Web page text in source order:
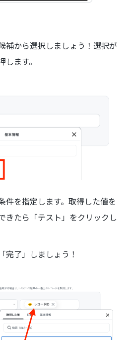
補から選択しましょう！選択が
ます。
件を指定します。取得した値を
きたら「テスト」をクリックし
完了」しましょう！